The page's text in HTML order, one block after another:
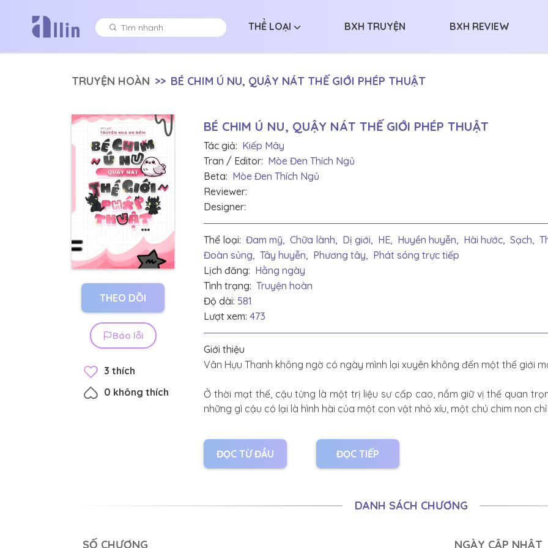
THỂ LOẠI BXH TRUYỆN BXH REVIEW
TRUYỆN HOÀN >> BÉ CHIM Ú NU, QUẬY NÁT THẾ GIỚI PHÉP THUẬT
THEO DÕI
Báo lỗi
3 thích
0 không thích
BÉ CHIM Ú NU, QUẬY NÁT THẾ GIỚI PHÉP THUẬT
Tác giả: Kiếp Mây
Tran / Editor: Mòe Đen Thích Ngủ
Beta: Mòe Đen Thích Ngủ
Reviewer:
Designer:
Thể loại: Đam mỹ, Chữa lành, Dị giới, HE, Huyền huyễn, Hài hước, Sạch,
Đoàn sủng, Tây huyễn, Phương tây, Phát sóng trực tiếp
Lịch đăng: Hằng ngày
Tình trạng: Truyện hoàn
Độ dài: 581
Lượt xem: 473
Giới thiệu
Vân Hựu Thanh không ngờ có ngày mình lại xuyên không đến một thế giới
Ở thời mạt thế, cậu từng là một trị liệu sư cấp cao, nắm giữ vị thế quan
những gì cậu có lại là hình hài của một con vật nhỏ xíu, một chú chim non
Cậu bị gã buôn thú tống vào một chiếc lồng chật hẹp, mang ra chợ bán
đáng yêu khiến người qua đường không khỏi ngoái nhìn, chỉ trỏ: “Nhìn kìa,
Giữa dòng người qua lại, một cậu bé bỗng khựng lại, ngước lên nói với
ĐỌC TỪ ĐẦU ĐỌC TIẾP
DANH SÁCH CHƯƠNG
SỐ CHƯƠNG NGÀY CẬP NHẬT